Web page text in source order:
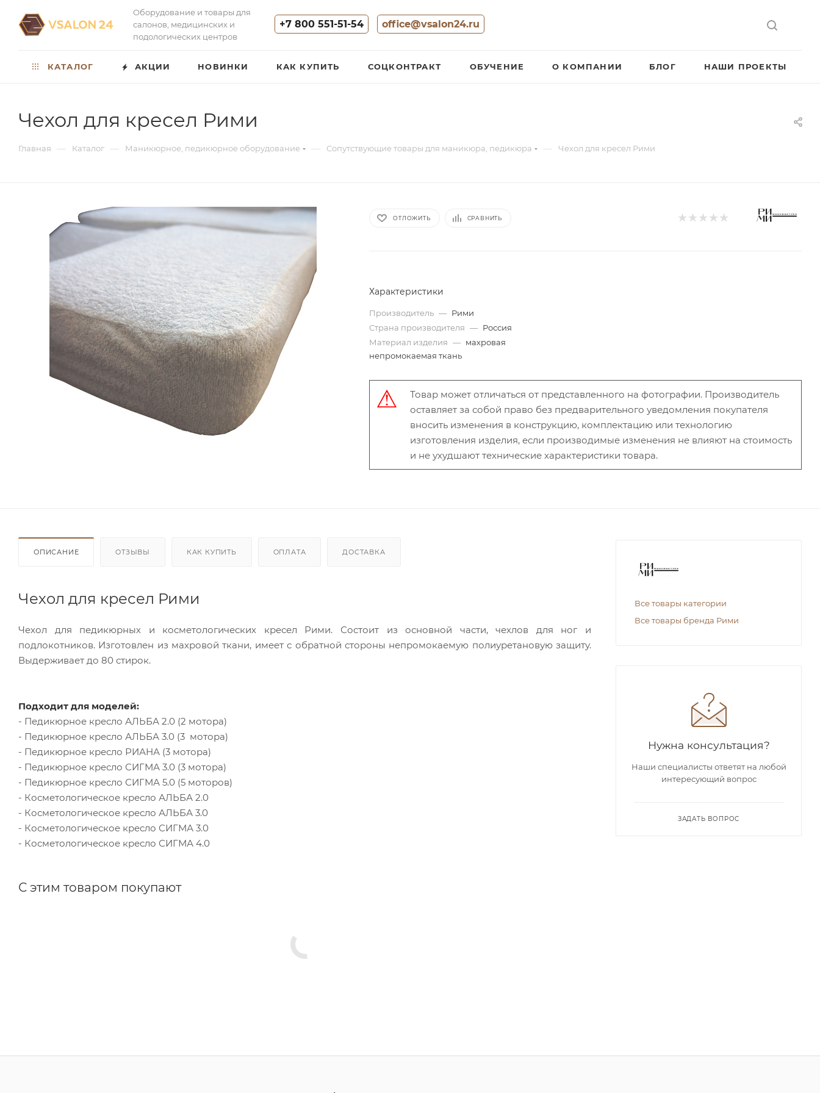
Оборудование и товары для
салонов, медицинских и
подологических центров
+7 800 551-51-54 office@vsalon24.ru
КАТАЛОГ АКЦИИ НОВИНКИ КАК КУПИТЬ СОЦКОНТРАКТ ОБУЧЕНИЕ О КОМПАНИИ БЛОГ НАШИ ПРОЕКТЫ
Чехол для кресел Рими
Главная — Каталог — Маникюрное, педикюрное оборудование — Сопутствующие товары для маникюра, педикюра — Чехол для кресел Рими
ОТЛОЖИТЬ СРАВНИТЬ
Характеристики
Производитель — Рими
Страна производителя — Россия
Материал изделия — махровая
непромокаемая ткань
Товар может отличаться от представленного на фотографии. Производитель
оставляет за собой право без предварительного уведомления покупателя
вносить изменения в конструкцию, комплектацию или технологию
изготовления изделия, если производимые изменения не влияют на стоимость
и не ухудшают технические характеристики товара.
ОПИСАНИЕ ОТЗЫВЫ КАК КУПИТЬ ОПЛАТА ДОСТАВКА
Чехол для кресел Рими
Чехол для педикюрных и косметологических кресел Рими. Состоит из основной части, чехлов для ног и
подлокотников. Изготовлен из махровой ткани, имеет с обратной стороны непромокаемую полиуретановую защиту.
Выдерживает до 80 стирок.
Подходит для моделей:
- Педикюрное кресло АЛЬБА 2.0 (2 мотора)
- Педикюрное кресло АЛЬБА 3.0 (3 мотора)
- Педикюрное кресло РИАНА (3 мотора)
- Педикюрное кресло СИГМА 3.0 (3 мотора)
- Педикюрное кресло СИГМА 5.0 (5 моторов)
- Косметологическое кресло АЛЬБА 2.0
- Косметологическое кресло АЛЬБА 3.0
- Косметологическое кресло СИГМА 3.0
- Косметологическое кресло СИГМА 4.0
С этим товаром покупают
Все товары категории
Все товары бренда Рими
Нужна консультация?
Наши специалисты ответят на любой
интересующий вопрос
ЗАДАТЬ ВОПРОС